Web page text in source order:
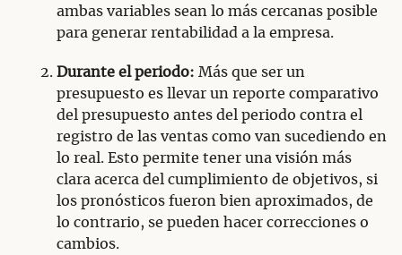
ambas variables sean lo más cercanas posible
para generar rentabilidad a la empresa.
Durante el periodo: Más que ser un
presupuesto es llevar un reporte comparativo
del presupuesto antes del periodo contra el
registro de las ventas como van sucediendo en
lo real. Esto permite tener una visión más
clara acerca del cumplimiento de objetivos, si
los pronósticos fueron bien aproximados, de
lo contrario, se pueden hacer correcciones o
cambios.